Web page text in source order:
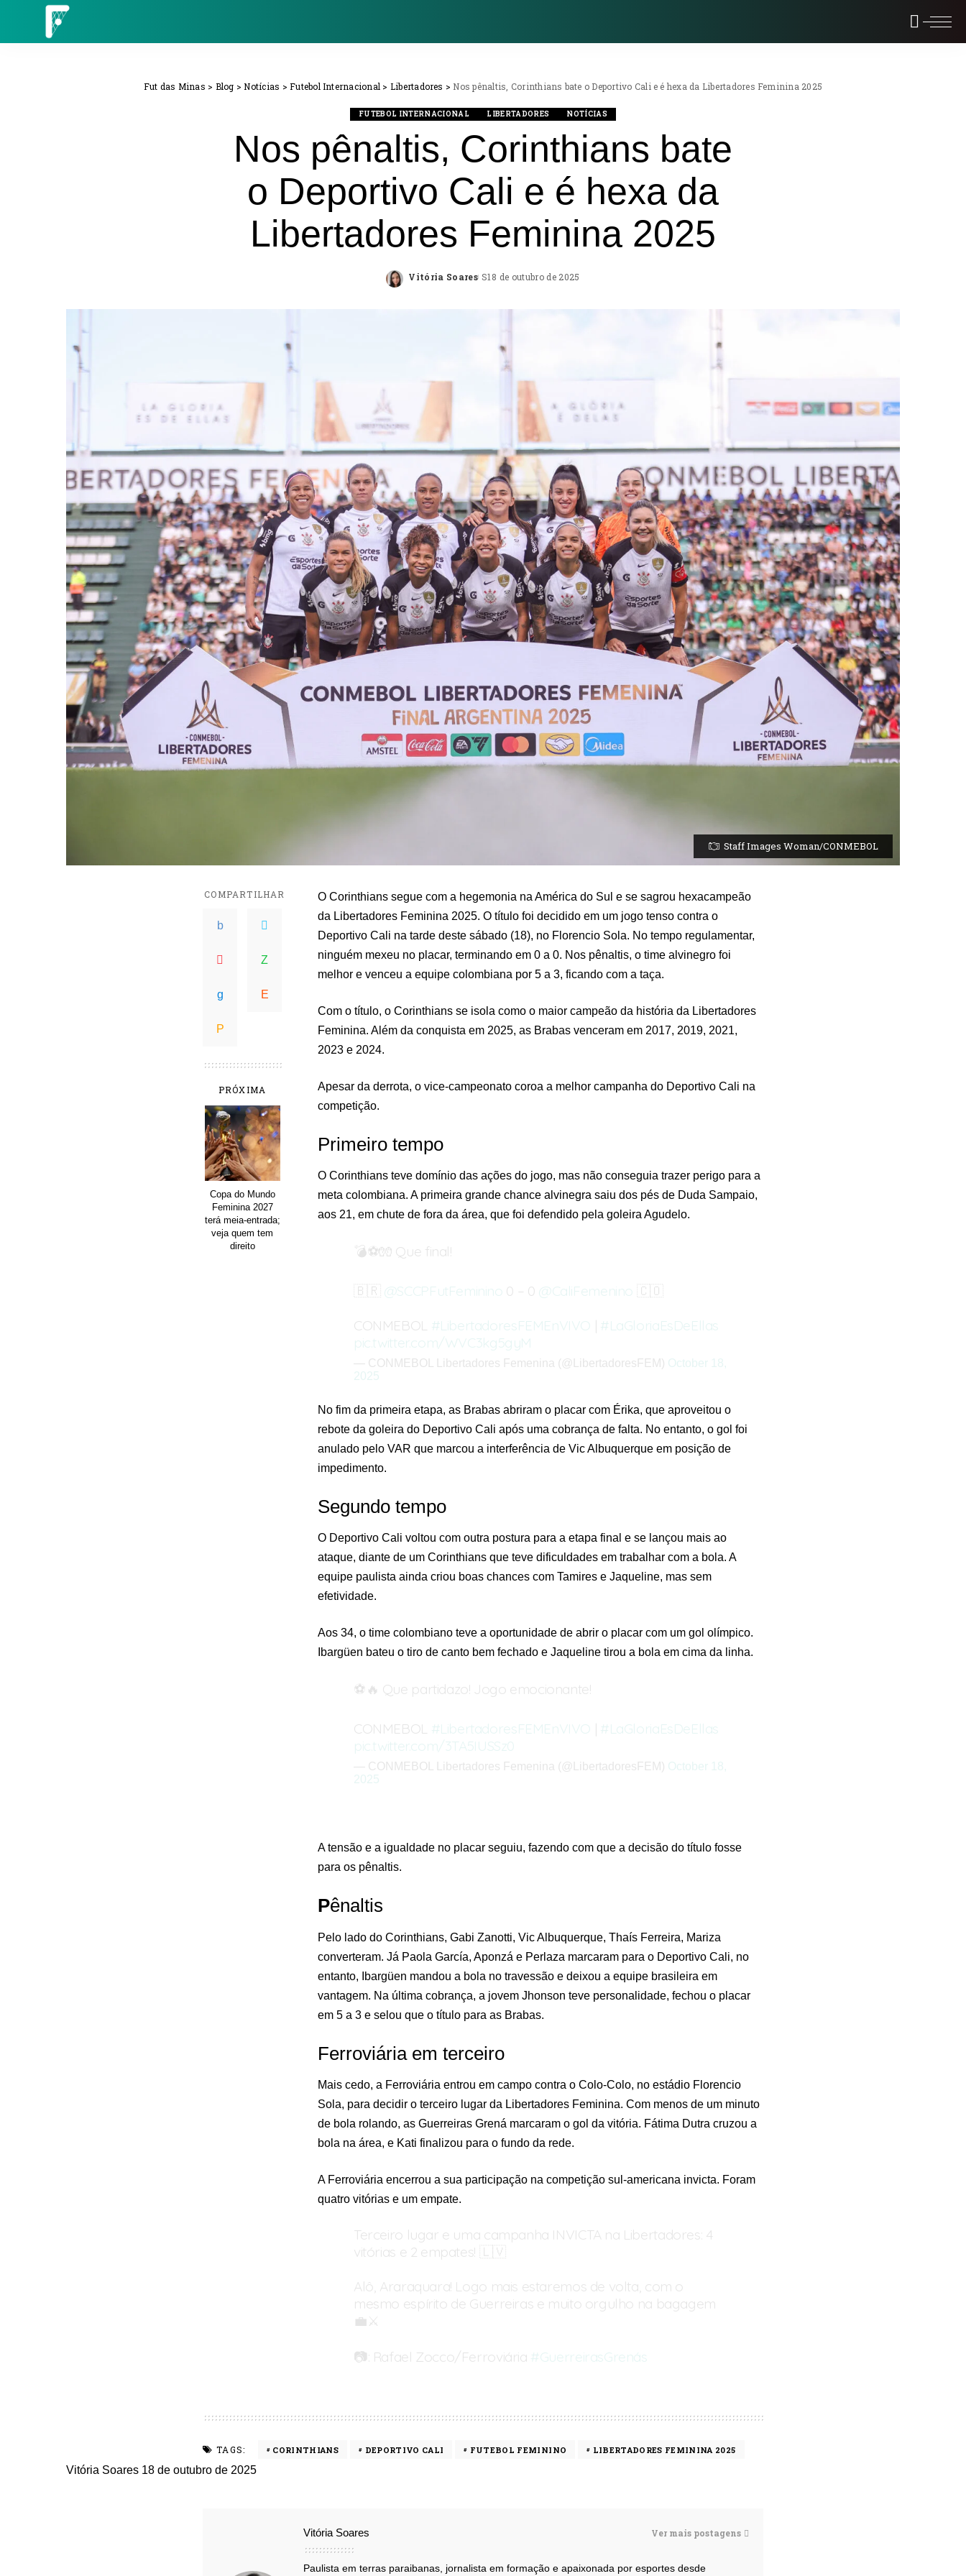
Fut das Minas > Blog >Notícias >Futebol Internacional > Libertadores > Nos pênaltis, Corinthians bate o Deportivo Cali e é hexa da Libertadores Feminina 2025
FUTEBOL INTERNACIONAL LIBERTADORES NOTÍCIAS
Nos pênaltis, Corinthians bate
o Deportivo Cali e é hexa da
Libertadores Feminina 2025
Posted
Vitória Soares 18 de outubro de 2025
Staff Images Woman/CONMEBOL
COMPARTILHAR
PRÓXIMA
Copa do Mundo
Feminina 2027
terá meia-entrada;
veja quem tem
direito
O Corinthians segue com a hegemonia na América do Sul e se sagrou hexacampeão
da Libertadores Feminina 2025. O título foi decidido em um jogo tenso contra o
Deportivo Cali na tarde deste sábado (18), no Florencio Sola. No tempo regulamentar,
ninguém mexeu no placar, terminando em 0 a 0. Nos pênaltis, o time alvinegro foi
melhor e venceu a equipe colombiana por 5 a 3, ficando com a taça.
Com o título, o Corinthians se isola como o maior campeão da história da Libertadores
Feminina. Além da conquista em 2025, as Brabas venceram em 2017, 2019, 2021,
2023 e 2024.
Apesar da derrota, o vice-campeonato coroa a melhor campanha do Deportivo Cali na
competição.
Primeiro tempo
O Corinthians teve domínio das ações do jogo, mas não conseguia trazer perigo para a
meta colombiana. A primeira grande chance alvinegra saiu dos pés de Duda Sampaio,
aos 21, em chute de fora da área, que foi defendido pela goleira Agudelo.
💣⚽🧤 Que final!
🇧🇷 @SCCPFutFeminino 0 – 0 @CaliFemenino 🇨🇴
CONMEBOL #LibertadoresFEMEnVIVO | #LaGloriaEsDeEllas
pic.twitter.com/WVC3kg5gyM
— CONMEBOL Libertadores Femenina (@LibertadoresFEM) October 18,
2025
No fim da primeira etapa, as Brabas abriram o placar com Érika, que aproveitou o
rebote da goleira do Deportivo Cali após uma cobrança de falta. No entanto, o gol foi
anulado pelo VAR que marcou a interferência de Vic Albuquerque em posição de
impedimento.
Segundo tempo
O Deportivo Cali voltou com outra postura para a etapa final e se lançou mais ao
ataque, diante de um Corinthians que teve dificuldades em trabalhar com a bola. A
equipe paulista ainda criou boas chances com Tamires e Jaqueline, mas sem
efetividade.
Aos 34, o time colombiano teve a oportunidade de abrir o placar com um gol olímpico.
Ibargüen bateu o tiro de canto bem fechado e Jaqueline tirou a bola em cima da linha.
⚽🔥 Que partidazo! Jogo emocionante!
CONMEBOL #LibertadoresFEMEnVIVO | #LaGloriaEsDeEllas
pic.twitter.com/3TA5IUSSz0
— CONMEBOL Libertadores Femenina (@LibertadoresFEM) October 18,
2025
A tensão e a igualdade no placar seguiu, fazendo com que a decisão do título fosse
para os pênaltis.
Pênaltis
Pelo lado do Corinthians, Gabi Zanotti, Vic Albuquerque, Thaís Ferreira, Mariza
converteram. Já Paola García, Aponzá e Perlaza marcaram para o Deportivo Cali, no
entanto, Ibargüen mandou a bola no travessão e deixou a equipe brasileira em
vantagem. Na última cobrança, a jovem Jhonson teve personalidade, fechou o placar
em 5 a 3 e selou que o título para as Brabas.
Ferroviária em terceiro
Mais cedo, a Ferroviária entrou em campo contra o Colo-Colo, no estádio Florencio
Sola, para decidir o terceiro lugar da Libertadores Feminina. Com menos de um minuto
de bola rolando, as Guerreiras Grená marcaram o gol da vitória. Fátima Dutra cruzou a
bola na área, e Kati finalizou para o fundo da rede.
A Ferroviária encerrou a sua participação na competição sul-americana invicta. Foram
quatro vitórias e um empate.
Terceiro lugar e uma campanha INVICTA na Libertadores: 4
vitórias e 2 empates! 🇱🇻
Alô, Araraquara! Logo mais estaremos de volta, com o
mesmo espírito de Guerreiras e muito orgulho na bagagem
💼⚔️
📷: Rafael Zocco/Ferroviária #GuerreirasGrenás
— Guerreiras Grenás (@guerreirasgrena)October 18, 2025
TAGS: CORINTHIANS DEPORTIVO CALI FUTEBOL FEMININO LIBERTADORES FEMININA 2025
Vitória Soares 18 de outubro de 2025
Vitória Soares Ver mais postagens
Paulista em terras paraibanas, jornalista em formação e apaixonada por esportes desde